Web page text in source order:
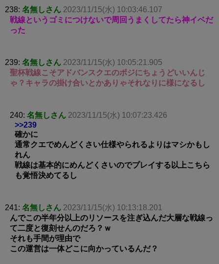
238: 名無しさん 2023/11/15(水) 10:03:46.107
戦線というゴミにつけないで周回うまくしてたら神イベだ
った
239: 名無しさん 2023/11/15(水) 10:05:21.905
聖杯戦線こそアドバンスクエのポジにちょうどいいんじ
ゃ？キャラの掛け合いとかありゃそれなりに様になるし
240: 名無しさん 2023/11/15(水) 10:07:23.426
>>239
確かに
通常クエでめんどくさい仕様やられるよりはマシかもし
れん
戦線は基本的にめんどくさいのでプレイする以上こちら
も覚悟決めてるし
241: 名無しさん 2023/11/15(水) 10:13:18.201
んでこの半年分以上のリソースを注ぎ込んだ大層な戦線っ
て二度と復刻せんのだろ？ｗ
それも手間が理由で
この運営は一体どこに向かっているんだ？